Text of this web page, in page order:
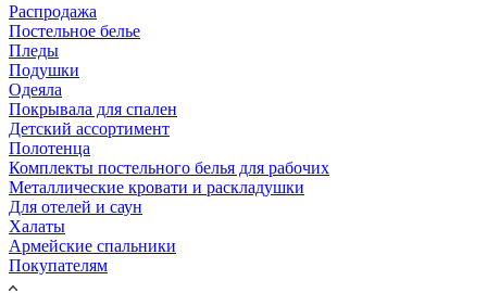
Распродажа
Постельное белье
Пледы
Подушки
Одеяла
Покрывала для спален
Детский ассортимент
Полотенца
Комплекты постельного белья для рабочих
Металлические кровати и раскладушки
Для отелей и саун
Халаты
Армейские спальники
Покупателям